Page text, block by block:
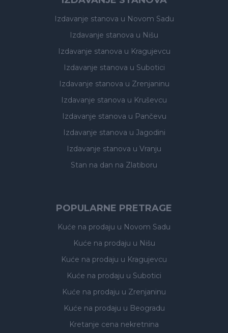
Izdavanje stanova u Novom Sadu
Izdavanje stanova u Nišu
Izdavanje stanova u Kragujevcu
Izdavanje stanova u Subotici
Izdavanje stanova u Zrenjaninu
Izdavanje stanova u Kruševcu
Izdavanje stanova u Pančevu
Izdavanje stanova u Jagodini
Izdavanje stanova u Vranju
Stan na dan na Zlatiboru
POPULARNE PRETRAGE
Kuće na prodaju u Novom Sadu
Kuće na prodaju u Nišu
Kuće na prodaju u Kragujevcu
Kuće na prodaju u Subotici
Kuće na prodaju u Zrenjaninu
Kuće na prodaju u Beogradu
Kretanje cena nekretnina